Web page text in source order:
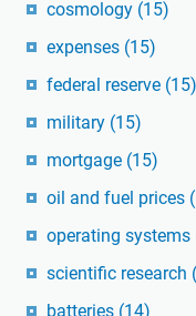
cosmology (15)
expenses (15)
federal reserve (15)
military (15)
mortgage (15)
oil and fuel prices
operating systems
scientific research
batteries (14)